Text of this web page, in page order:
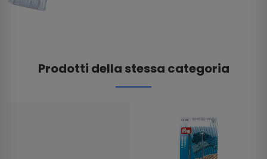
Prodotti della stessa categoria